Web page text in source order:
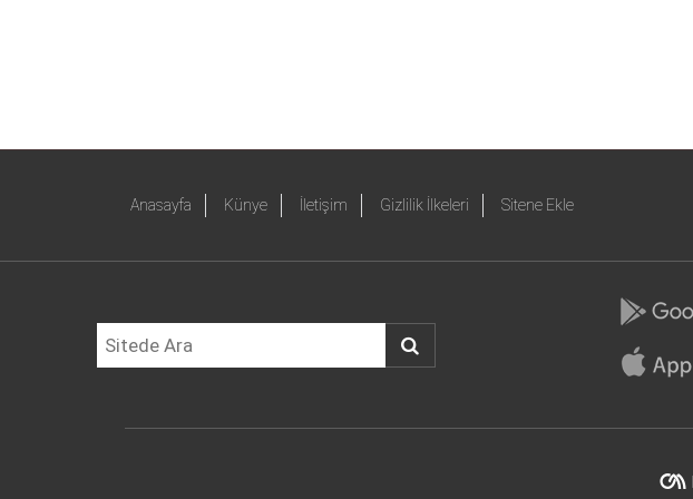
Anasayfa Künye İletişim Gizlilik İlkeleri Sitene Ekle